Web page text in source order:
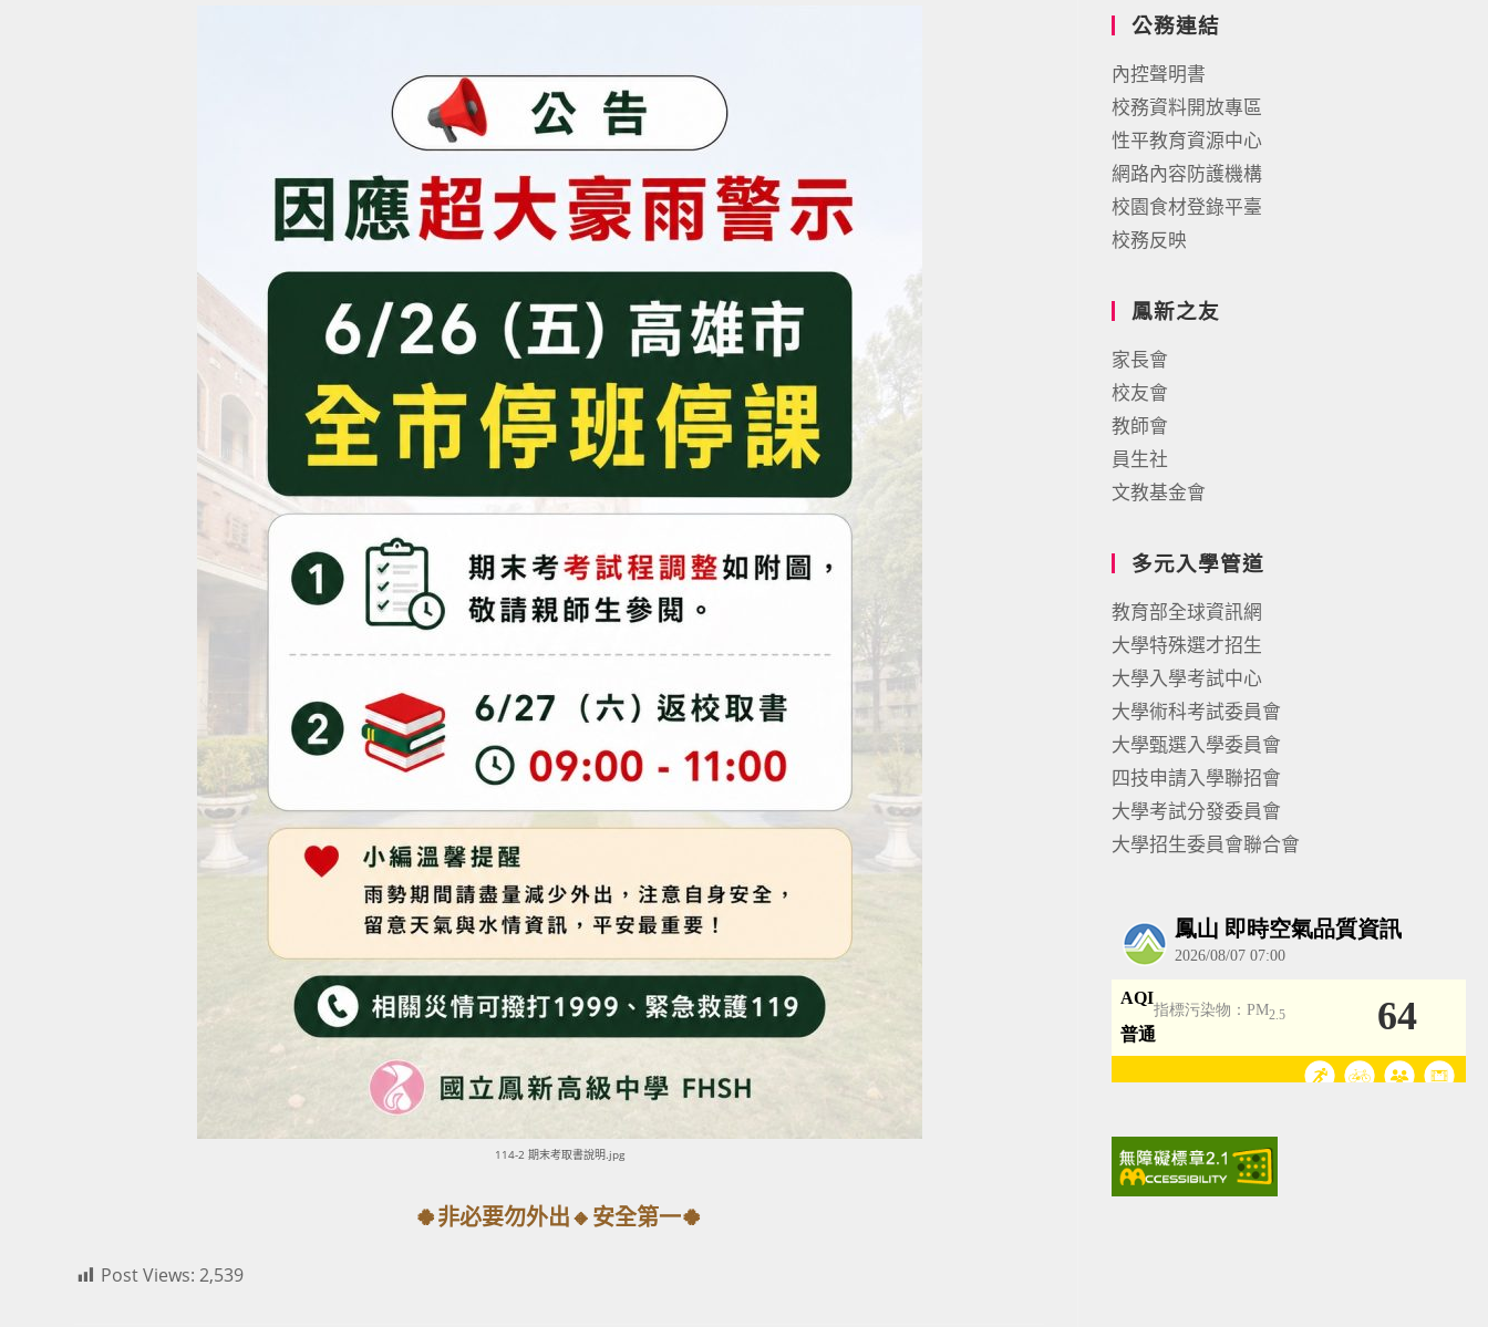
114-2 期末考取書說明.jpg
🍀非必要勿外出🔸安全第一🍀
Post Views: 2,539
公務連結
內控聲明書
校務資料開放專區
性平教育資源中心
網路內容防護機構
校園食材登錄平臺
校務反映
鳳新之友
家長會
校友會
教師會
員生社
文教基金會
多元入學管道
教育部全球資訊網
大學特殊選才招生
大學入學考試中心
大學術科考試委員會
大學甄選入學委員會
四技申請入學聯招會
大學考試分發委員會
大學招生委員會聯合會